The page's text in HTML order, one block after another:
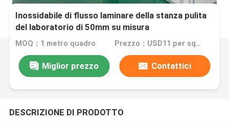
Inossidabile di flusso laminare della stanza pulita
del laboratorio di 50mm su misura
MOQ：1 metro quadro Prezzo：USD11 per square meter
Miglior prezzo Contattici
DESCRIZIONE DI PRODOTTO